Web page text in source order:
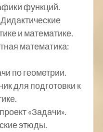
функций.
и математике.
математика:
по геометрии.
для подготовки к
«Задачи».
этюды.